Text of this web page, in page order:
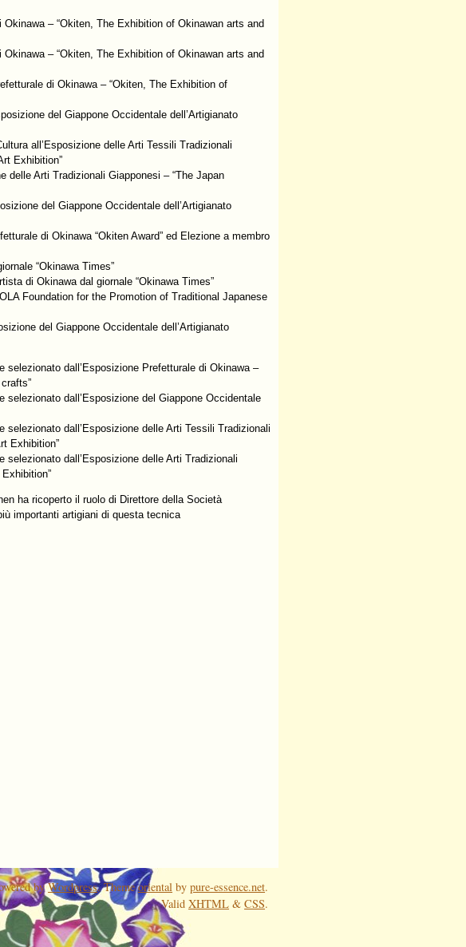
– “Okiten, The Exhibition of Okinawan arts and
– “Okiten, The Exhibition of Okinawan arts and
di Okinawa – “Okiten, The Exhibition of
del Giappone Occidentale dell’Artigianato
all’Esposizione delle Arti Tessili Tradizionali
Exhibition”
delle Arti Tradizionali Giapponesi – “The Japan
del Giappone Occidentale dell’Artigianato
di Okinawa “Okiten Award” ed Elezione a membro
“Okinawa Times”
di Okinawa dal giornale “Okinawa Times”
Foundation for the Promotion of Traditional Japanese
del Giappone Occidentale dell’Artigianato
selezionato dall’Esposizione Prefetturale di Okinawa –
dall’Esposizione del Giappone Occidentale
dall’Esposizione delle Arti Tessili Tradizionali
Exhibition”
dall’Esposizione delle Arti Tradizionali
ha ricoperto il ruolo di Direttore della Società
importanti artigiani di questa tecnica
byWordpress. Themeoriental bypure-essence.net.
ValidXHTML &CSS.